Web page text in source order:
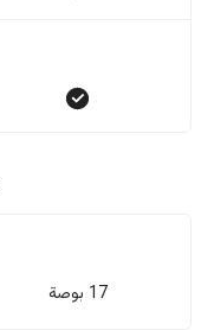
17 بوصة